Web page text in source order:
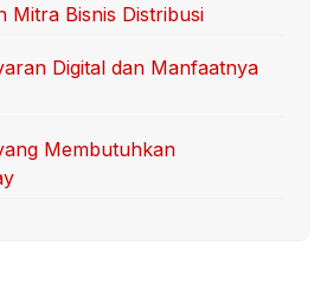
Mitra Bisnis Distribusi
Digital dan Manfaatnya
Membutuhkan